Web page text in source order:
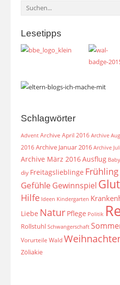
Lesetipps
Schlagwörter
Advent Archive April 2016 Archive
2016 Archive Januar 2016 Archive
Archive März 2016Ausflug Baby
diy Freitagslieblinge Frühling
Gefühle Gewinnspiel
Hilfe Ideen Kindergarten
Liebe Natur Pflege Politik
Rollstuhl Schwangerschaft
Vorurteile Wald
Zöliakie